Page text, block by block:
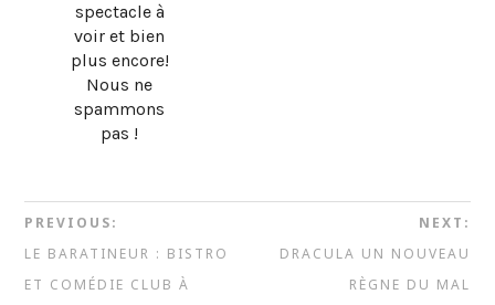
spectacle à
voir et bien
plus encore!
Nous ne
spammons
pas !
PREVIOUS:
LE BARATINEUR : BISTRO
ET COMÉDIE CLUB À
NEXT:
DRACULA UN NOUVEAU
RÈGNE DU MAL